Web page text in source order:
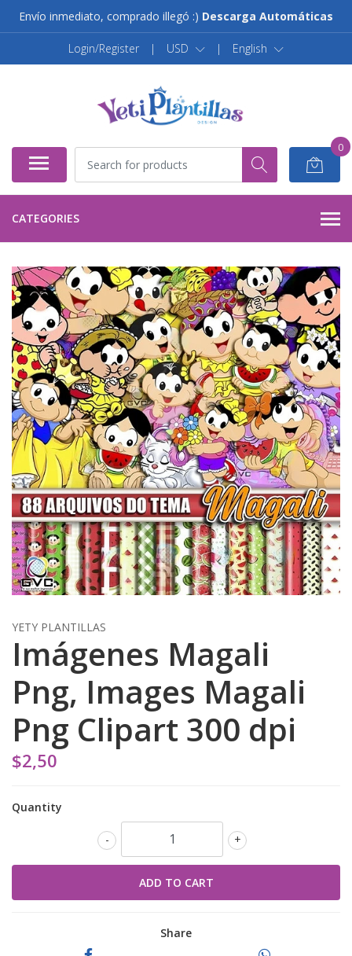
Envío inmediato, comprado illegó :) Descarga Automáticas
Login/Register | USD | English
0
CATEGORIES
YETY PLANTILLAS
Imágenes Magali
Png, Images Magali
Png Clipart 300 dpi
$2,50
Quantity
+
-
Share